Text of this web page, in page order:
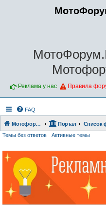
Реклама у нас Правила
FAQ
Мотофорум.RU Портал
Темы без ответов Активные темы